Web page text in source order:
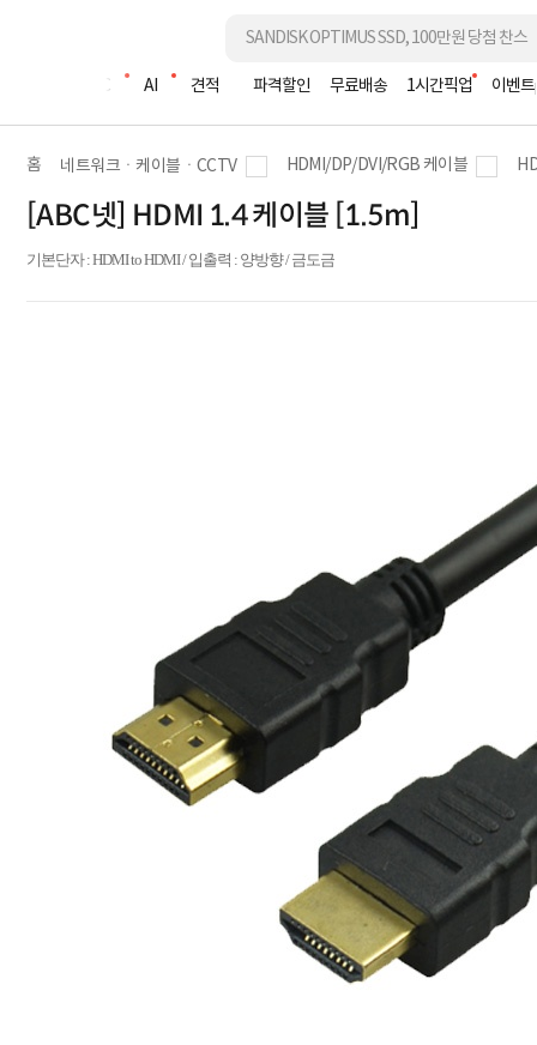
조립PC AI 견적 파격할인 무료배송 1시간픽업 이벤트
홈 네트워크ㆍ케이블ㆍCCTV HDMI/DP/DVI/RGB 케이블
[ABC넷] HDMI 1.4 케이블 [1.5m]
기본단자 : HDMI to HDMI / 입출력 : 양방향 / 금도금